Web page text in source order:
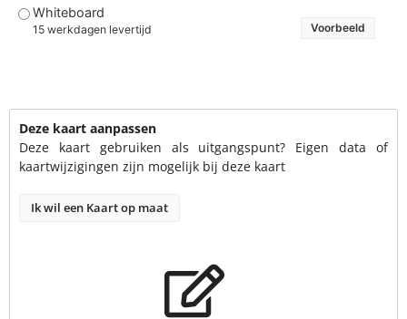
Whiteboard
15 werkdagen levertijd Voorbeeld
Deze kaart aanpassen
Deze kaart gebruiken als uitgangspunt? Eigen data of
kaartwijzigingen zijn mogelijk bij deze kaart
Ik wil een Kaart op maat